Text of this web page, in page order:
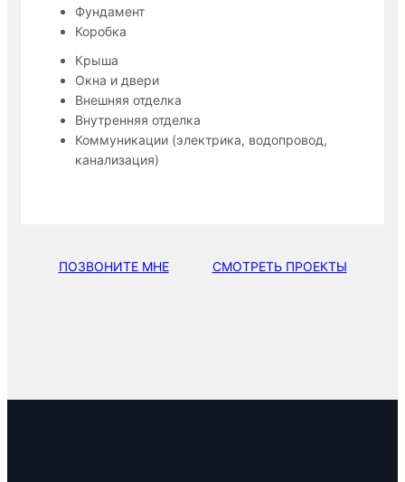
Фундамент
Коробка
Крыша
Окна и двери
Внешняя отделка
Внутренняя отделка
Коммуникации (электрика, водопровод,
канализация)
ПОЗВОНИТЕ МНЕ СМОТРЕТЬ ПРОЕКТЫ